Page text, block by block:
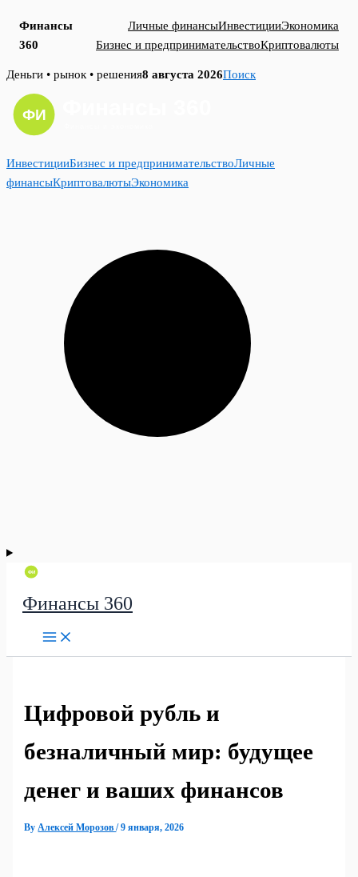
Финансы
360
Личные финансыИнвестицииЭкономика
Бизнес и предпринимательствоКриптовалюты
Skip
content
Деньги • рынок • решения8 августа 2026Поиск
ИнвестицииБизнес и предпринимательствоЛичные
финансыКриптовалютыЭкономика
Финансы 360
Цифровой рубль и
безналичный мир: будущее
денег и ваших финансов
ByАлексей Морозов/9 января, 2026